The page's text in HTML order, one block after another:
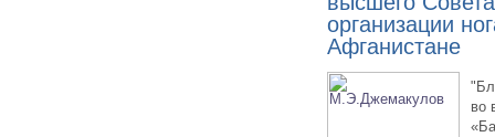
организации
Афганистане
во